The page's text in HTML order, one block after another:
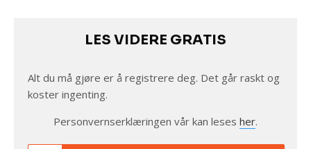
LES VIDERE GRATIS
Alt du må gjøre er å registrere deg. Det går raskt og
koster ingenting.
Personvernserklæringen vår kan leses her.